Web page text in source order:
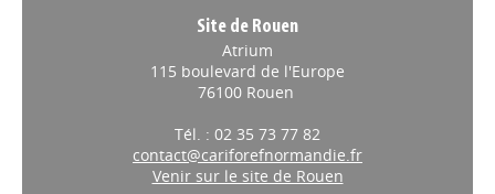
Site de Rouen
Atrium
115 boulevard de l'Europe
76100 Rouen
Tél. : 02 35 73 77 82
contact@cariforefnormandie.fr
Venir sur le site de Rouen